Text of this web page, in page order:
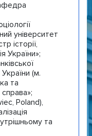
університет
історії,
України»;
(м.
та
Poland),
та